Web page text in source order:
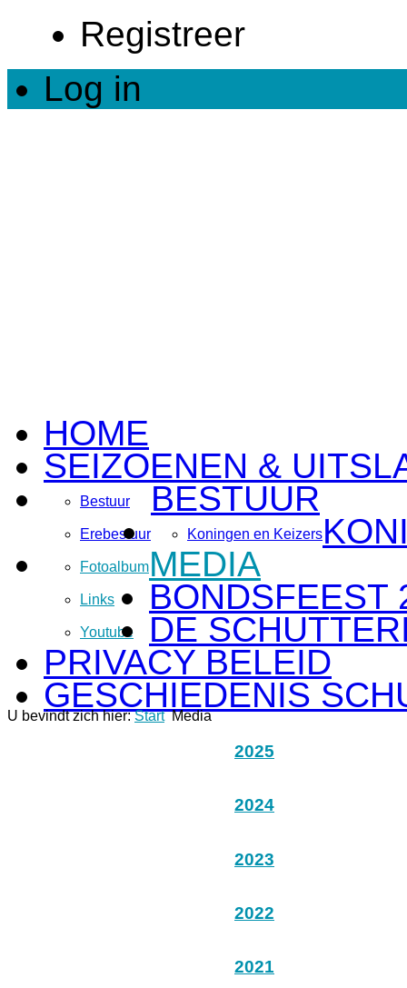
Registreer
Log in
HOME
SEIZOENEN &
BESTUUR
Bestuur
Erebestuur Koningen en Keizers
MEDIA
Fotoalbum
Links
Youtube
BONDSFEEST
DE
PRIVACY BELEID
GESCHIEDENIS
U bevindt zich hier:Start Media
2025
2024
2023
2022
2021